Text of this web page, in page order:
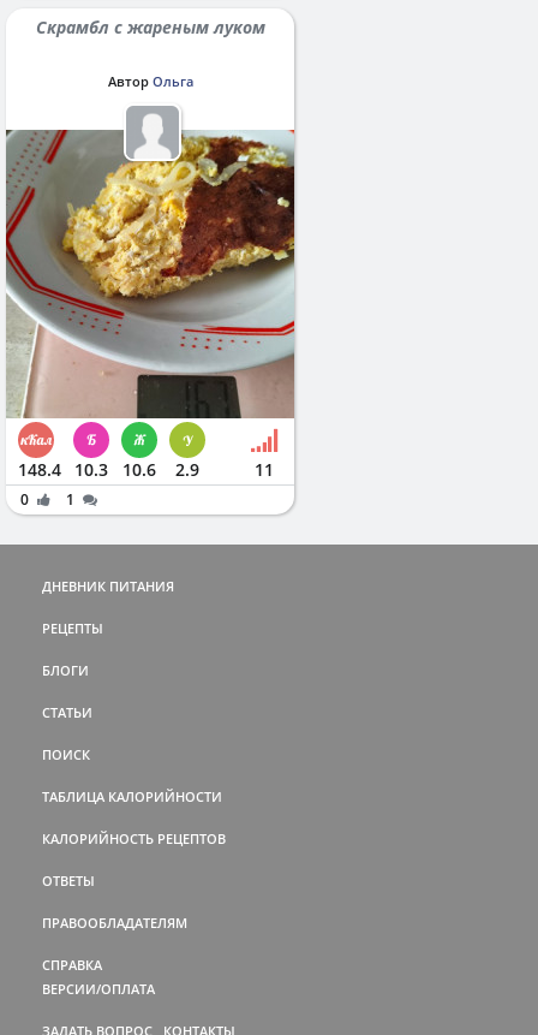
Скрамбл с жареным луком
Автор Ольга
148.4 10.3 10.6 2.9 11
0 1
ДНЕВНИК ПИТАНИЯ
РЕЦЕПТЫ
БЛОГИ
СТАТЬИ
ПОИСК
ТАБЛИЦА КАЛОРИЙНОСТИ
КАЛОРИЙНОСТЬ РЕЦЕПТОВ
ОТВЕТЫ
ПРАВООБЛАДАТЕЛЯМ
СПРАВКА
ВЕРСИИ/ОПЛАТА
ЗАДАТЬ ВОПРОС КОНТАКТЫ